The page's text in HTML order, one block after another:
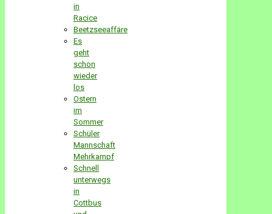
in
Racice
Beetzseeaffäre
Es
geht
schon
wieder
los
Ostern
im
Sommer
Schüler
Mannschaft
Mehrkampf
Schnell
unterwegs
in
Cottbus